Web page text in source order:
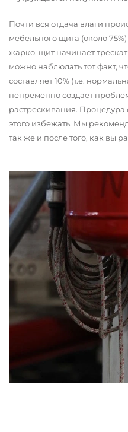
Почти вся отдача влаги
мебельного щита (около
жарко, щит начинает
можно наблюдать тот факт,
составляет 10% (т.е.
непременно создает
растрескивания. Процедура
этого избежать. Мы
так же и после того, как вы